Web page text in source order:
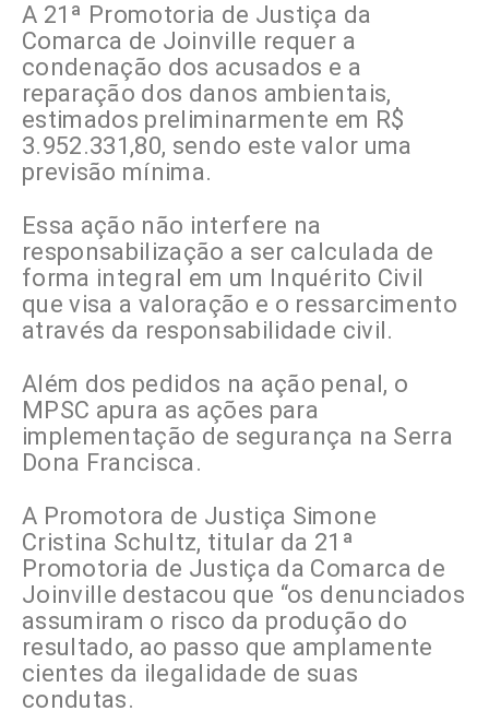
A 21ª Promotoria de Justiça da
Comarca de Joinville requer a
condenação dos acusados e a
reparação dos danos ambientais,
estimados preliminarmente em R$
3.952.331,80, sendo este valor uma
previsão mínima.
Essa ação não interfere na
responsabilização a ser calculada de
forma integral em um Inquérito Civil
que visa a valoração e o ressarcimento
através da responsabilidade civil.
Além dos pedidos na ação penal, o
MPSC apura as ações para
implementação de segurança na Serra
Dona Francisca.
A Promotora de Justiça Simone
Cristina Schultz, titular da 21ª
Promotoria de Justiça da Comarca de
Joinville destacou que “os denunciados
assumiram o risco da produção do
resultado, ao passo que amplamente
cientes da ilegalidade de suas
condutas.